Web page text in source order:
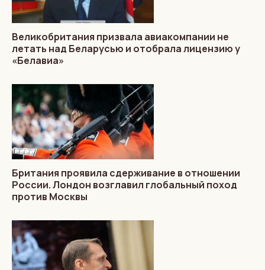
Великобритания призвала авиакомпании не
летать над Беларусью и отобрала лицензию у
«Белавиа»
Британия проявила сдерживание в отношении
России. Лондон возглавил глобальный поход
против Москвы